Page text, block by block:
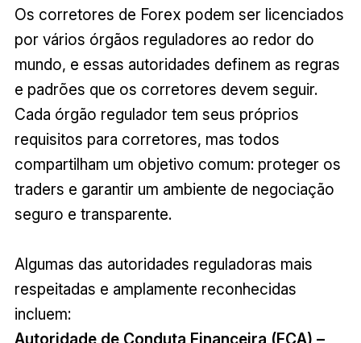
Os corretores de Forex podem ser licenciados
por vários órgãos reguladores ao redor do
mundo, e essas autoridades definem as regras
e padrões que os corretores devem seguir.
Cada órgão regulador tem seus próprios
requisitos para corretores, mas todos
compartilham um objetivo comum: proteger os
traders e garantir um ambiente de negociação
seguro e transparente.
Algumas das autoridades reguladoras mais
respeitadas e amplamente reconhecidas
incluem:
Autoridade de Conduta Financeira (FCA) –